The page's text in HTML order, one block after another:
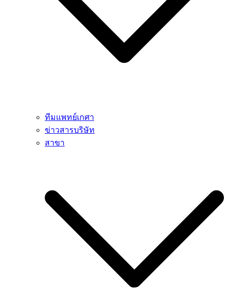
ทีมแพทย์เกศา
ข่าวสารบริษัท
สาขา